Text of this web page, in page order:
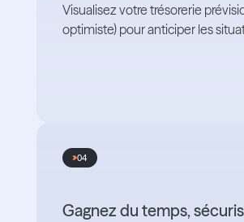
Visualisez votre trésorerie
optimiste) pour anticiper les
04
Gagnez du temps,